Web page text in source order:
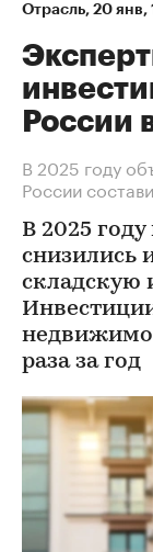
Отрасль⁠, 20 янв,
России
В 2025 году
России
В 2025 году
снизились
складскую
раза за год